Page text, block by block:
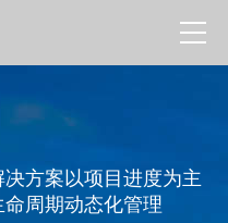
方案以项目进度为主
周期动态化管理